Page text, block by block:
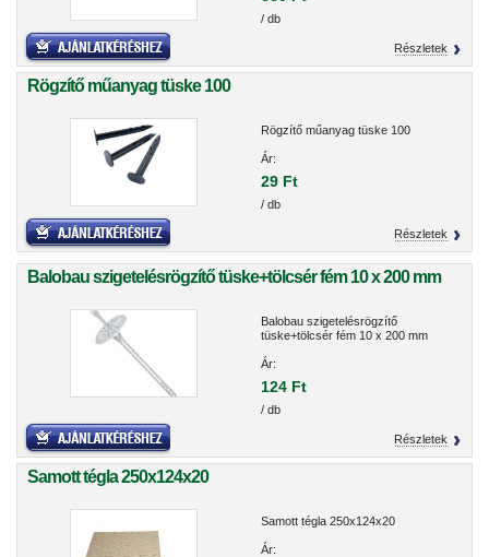
/ db
Részletek
Rögzítő műanyag tüske 100
Rögzítő műanyag tüske 100
Ár:
29 Ft
/ db
Részletek
Balobau szigetelésrögzítő tüske+tölcsér fém 10 x 200 mm
Balobau szigetelésrögzítő
tüske+tölcsér fém 10 x 200 mm
Ár:
124 Ft
/ db
Részletek
Samott tégla 250x124x20
Samott tégla 250x124x20
Ár: